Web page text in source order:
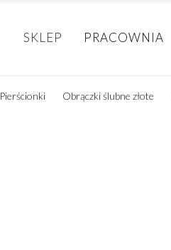
SKLEP PRACOWNIA
Pierścionki Obrączki ślubne złote